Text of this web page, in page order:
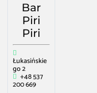
Bar
Piri
Piri
Łukasińskie
go 2
+48 537
200 669